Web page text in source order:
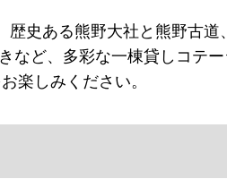
史ある熊野大社と熊野古
ど、多彩な一棟貸しコテ
楽しみください。